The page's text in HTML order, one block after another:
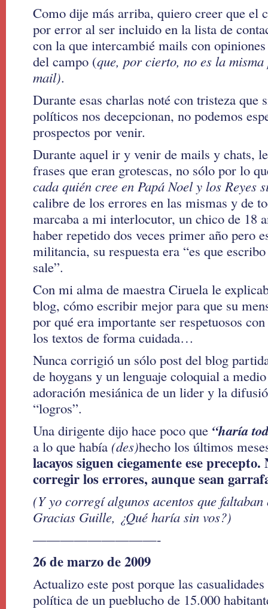
Como dije más arriba, quiero creer que el
por error al ser incluido en la lista de
con la que intercambié mails con
del campo (que, por cierto, no es la
mail).
Durante esas charlas noté con tristeza que
políticos nos decepcionan, no podemos
prospectos por venir.
Durante aquel ir y venir de mails y chats,
frases que eran grotescas, no sólo por lo
cada quién cree en Papá Noel y los Reyes
calibre de los errores en las mismas y de
marcaba a mi interlocutor, un chico de 18
haber repetido dos veces primer año pero
militancia, su respuesta era “es que
sale”.
Con mi alma de maestra Ciruela le
blog, cómo escribir mejor para que su
por qué era importante ser respetuosos
los textos de forma cuidada…
Nunca corrigió un sólo post del blog
de hoygans y un lenguaje coloquial a
adoración mesiánica de un lider y la
“logros”.
Una dirigente dijo hace poco que “haría
a lo que había (des)hecho los últimos
lacayos siguen ciegamente ese
corregir los errores, aunque sean
(Y yo corregí algunos acentos que
Gracias Guille, ¿Qué haría sin vos?)
—————————-
26 de marzo de 2009
Actualizo este post porque las
política de un pueblucho de 15.000